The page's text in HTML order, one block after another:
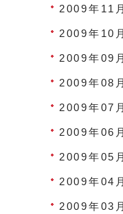
2009年11月
2009年10月
2009年09月
2009年08月
2009年07月
2009年06月
2009年05月
2009年04月
2009年03月